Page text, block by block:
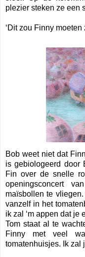
plezier steken ze een
‘Dit zou Finny
Bob weet niet dat
is gebiologeerd door
Fin over de snelle
openingsconcert
maïsbollen te
vanzelf in het
ik zal ‘m appen dat je
Tom staat al te
Finny met veel
tomatenhuisjes. Ik zal